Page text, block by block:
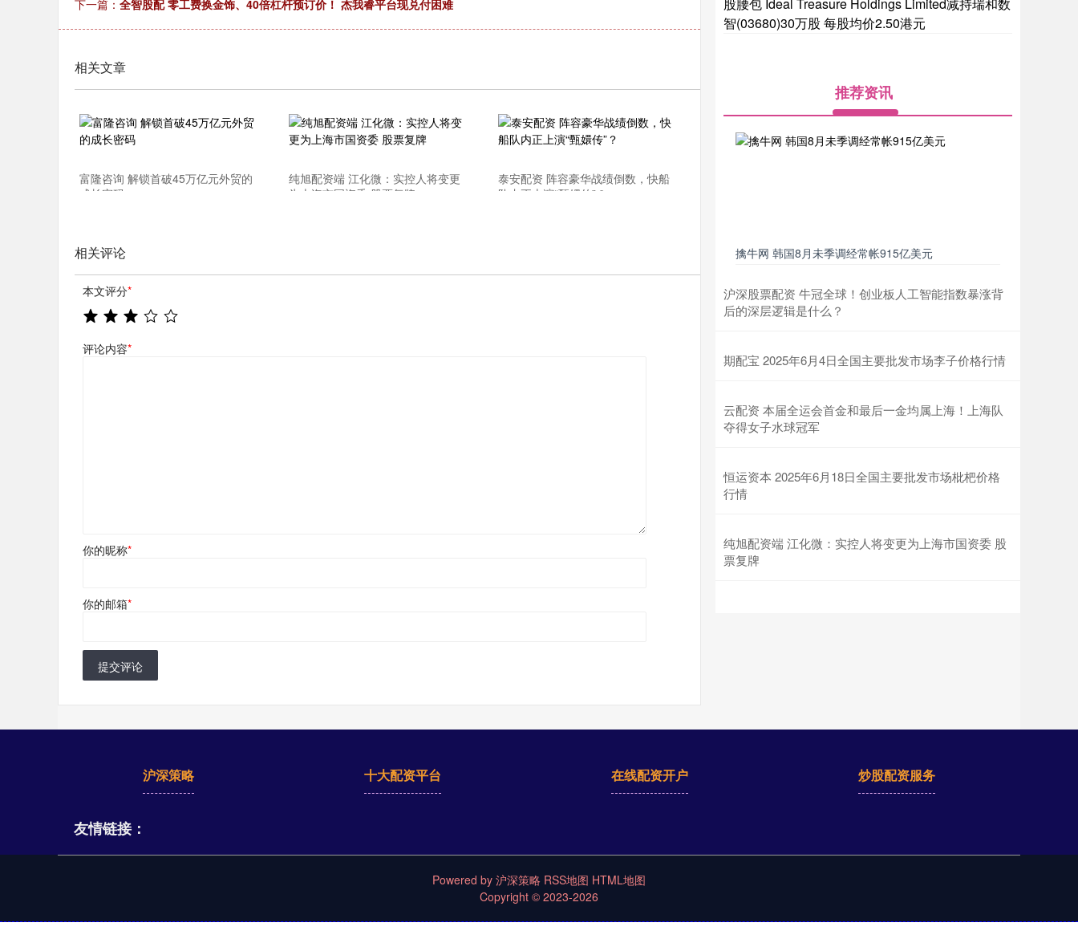
下一篇： 全智股配 零工费换金饰、40倍杠杆预订价！ 杰我睿平台现兑付困难
相关文章
富隆咨询 解锁首破45万亿元外贸的
成长密码
纯旭配资端 江化微：实控人将变更
为上海市国资委 股票复牌
泰安配资 阵容豪华战绩倒数，快船
队内正上演“甄嬛传”？
相关评论
本文评分*
评论内容*
你的昵称*
你的邮箱*
提交评论
智(03680)30万股 每股均价2.50港元
推荐资讯
擒牛网 韩国8月未季调经常帐915亿美元
沪深股票配资 牛冠全球！创业板人工智能指数暴涨背
后的深层逻辑是什么？
期配宝 2025年6月4日全国主要批发市场李子价格行情
云配资 本届全运会首金和最后一金均属上海！上海队
夺得女子水球冠军
恒运资本 2025年6月18日全国主要批发市场枇杷价格
行情
纯旭配资端 江化微：实控人将变更为上海市国资委 股
票复牌
沪深策略 十大配资平台 在线配资开户 炒股配资服务
友情链接：
Powered by 沪深策略 RSS地图 HTML地图
Copyright © 2023-2026